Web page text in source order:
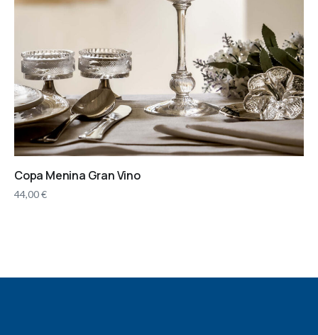
Copa Menina Gran Vino
44,00€